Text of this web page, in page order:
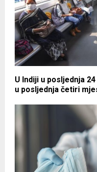
U Indiji u posljednja
u posljednja četiri